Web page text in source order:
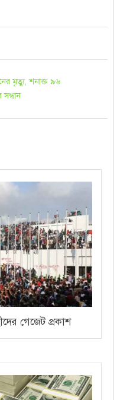
মৃত্যু, শনাক্ত ৯৬
গেজেট প্রকাশ